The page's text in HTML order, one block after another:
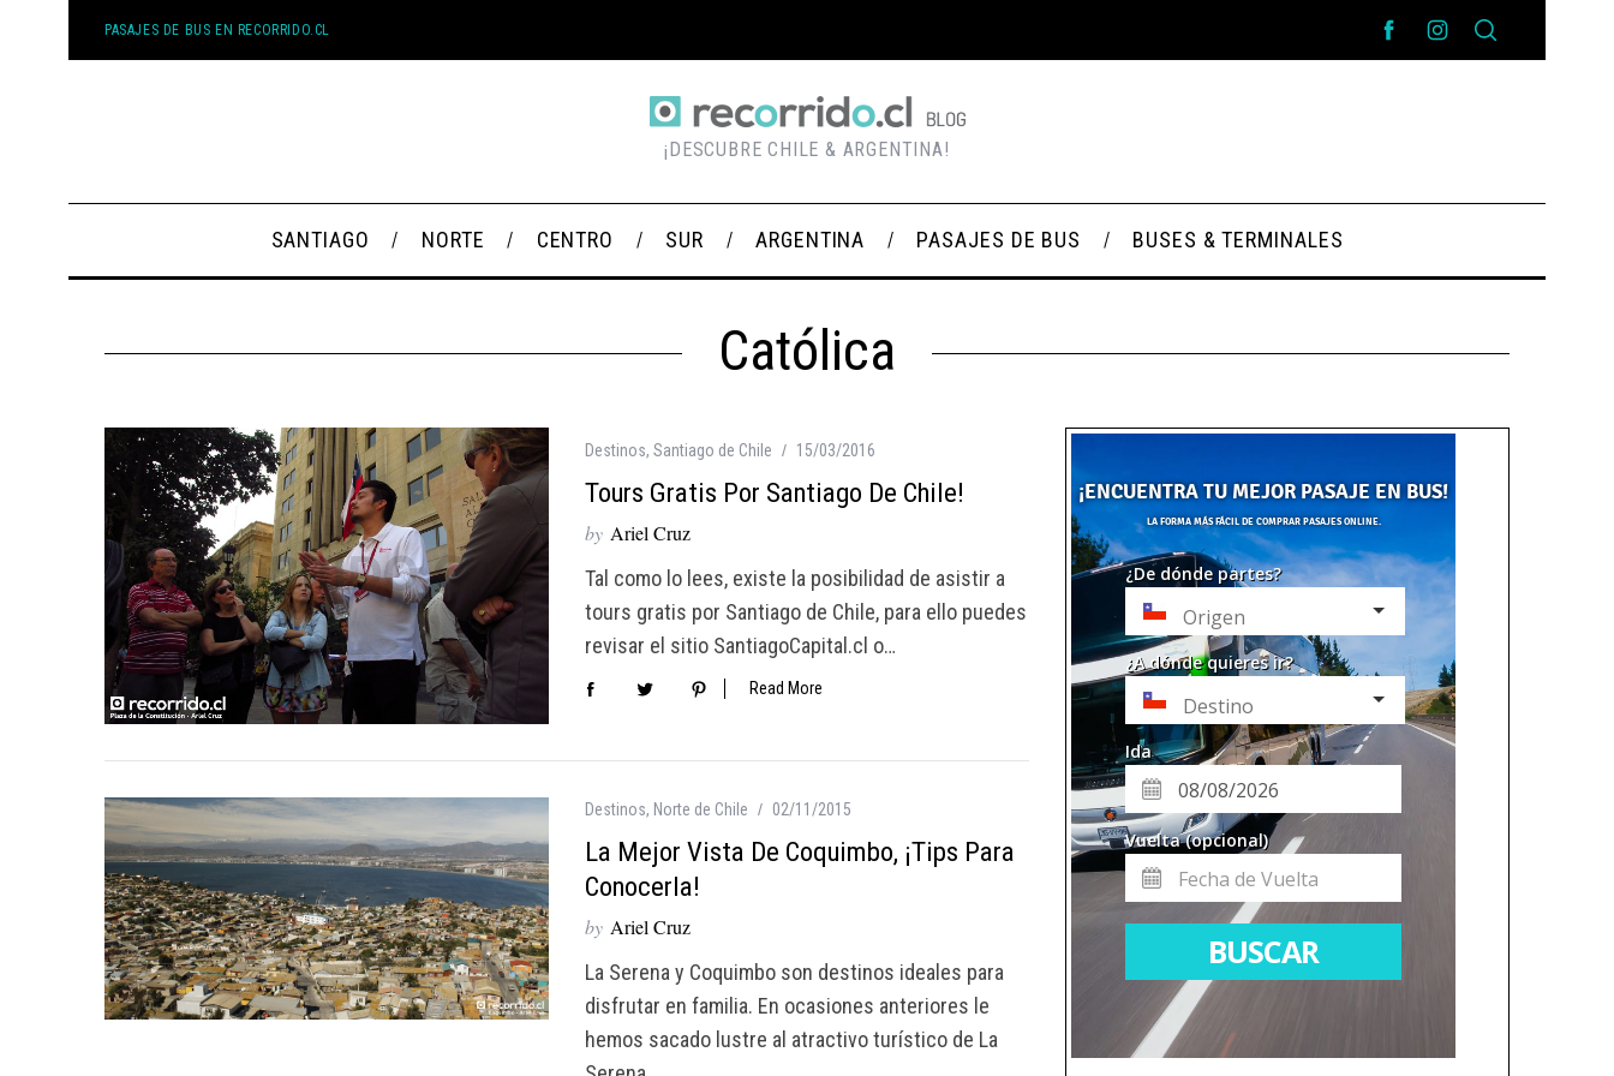
PASAJES DE BUS EN RECORRIDO.CL
¡DESCUBRE CHILE & ARGENTINA!
SANTIAGO NORTE CENTRO SUR ARGENTINA PASAJES DE BUS BUSES & TERMINALES
Católica
Destinos, Santiago de Chile 15/03/2016
Tours Gratis Por Santiago De Chile!
by Ariel Cruz
Tal como lo lees, existe la posibilidad de asistir a
tours gratis por Santiago de Chile, para ello puedes
revisar el sitio SantiagoCapital.cl o…
Read More
Destinos, Norte de Chile 02/11/2015
La Mejor Vista De Coquimbo, ¡tips Para
Conocerla!
by Ariel Cruz
La Serena y Coquimbo son destinos ideales para
disfrutar en familia. En ocasiones anteriores le
hemos sacado lustre al atractivo turístico de La